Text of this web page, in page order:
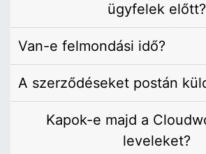
ügyfelek előtt?
Van-e felmondási idő?
A szerződéseket postán
Kapok-e majd a
leveleket?